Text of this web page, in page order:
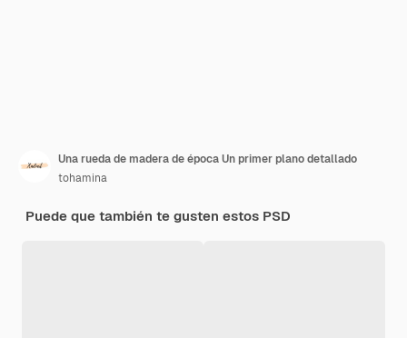
Una rueda de madera de época Un primer plano detallado
tohamina
Puede que también te gusten estos PSD